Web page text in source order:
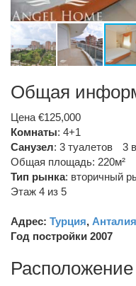
Общая
Цена €125,000
Комнаты: 4+1
Санузел: 3 туалетов
3
Общая площадь: 220м²
Тип рынка: вторичный
Этаж 4 из 5
Адрес: Турция, Анталия
Год постройки 2007
Расположение